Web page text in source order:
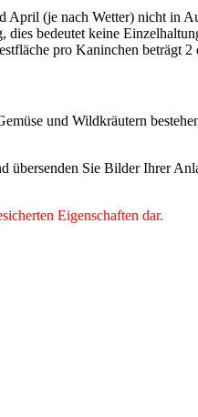
(je nach Wetter) nicht in
bedeutet keine
pro Kaninchen beträgt 2
und Wildkräutern
Sie Bilder Ihrer
Eigenschaften dar.